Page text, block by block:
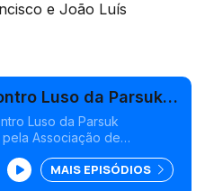
e João Luís
Luso da Parsuk
Luso da Parsuk
Associação de
realizou-se este ano em
MAIS EPISÓDIOS